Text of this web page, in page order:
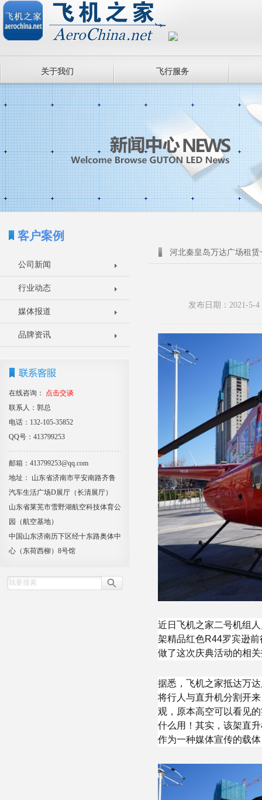
关于我们 飞行服务
客户案例
公司新闻
行业动态
媒体报道
品牌资讯
在线咨询：
点击交谈
联系人：郭总
电话：132-105-35852
QQ号：413799253
邮箱：413799253@qq.com
地址： 山东省济南市平安南路齐鲁
汽车生活广场D展厅（长清展厅）
山东省莱芜市雪野湖航空科技体育公
园（航空基地）
中国山东济南历下区经十东路奥体中
心（东荷西柳）8号馆
河北秦皇岛万达广场租
发布日期：2021-5-
近日飞机之家二号机组
架精品红色R44罗宾逊
做了这次庆典活动的相
据悉，飞机之家抵达万
将行人与直升机分割开
观，原本高空可以看见
什么用！其实，该架直
作为一种媒体宣传的载